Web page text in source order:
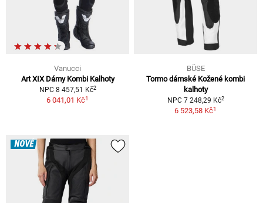
Vanucci
Art XIX Dámy Kombi Kalhoty
NPC 8 457,51 Kč2
6 041,01 Kč1
BÜSE
Tormo dámské Kožené kombi
kalhoty
NPC 7 248,29 Kč2
6 523,58 Kč1
NOVÉ